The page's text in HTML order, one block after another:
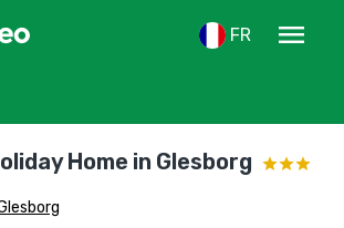
FR
menu
Home in Glesborg